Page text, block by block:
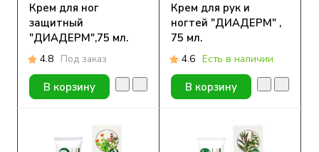
Крем для ног
защитный
"ДИАДЕРМ",75 мл.
4.8 Под заказ
В корзину
Крем для рук и
ногтей "ДИАДЕРМ" ,
75 мл.
4.6 Есть в наличии
В корзину